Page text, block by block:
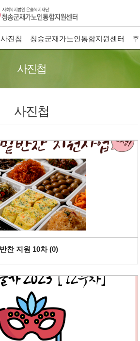
사진첩 청송군재가노인통합지원센터
사진첩
사진첩
찬 지원 10차 (0)